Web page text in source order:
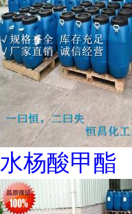
水杨酸甲酯